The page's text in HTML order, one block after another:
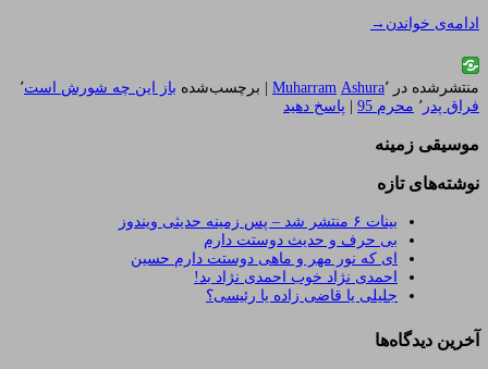
ادامه‌ی خواندن →
منتشرشده در Ashura٬ Muharram برچسب‌شده باز این چه شورش است٬
فراق پدر ٬ محرم 95 پاسخ دهید
موسیقی زمینه
نوشته‌های تازه
بینات ۶ منتشر شد – پس زمینه حدیثی ویندوز
بی حرف و حدیث دوستت دارم
ای که نور مهر و ماهی دوستت دارم حسین
احمدی نژاد خوب احمدی نژاد بد!
جلیلی یا قاضی زاده یا رئیسی؟
آخرین دیدگاه‌ها